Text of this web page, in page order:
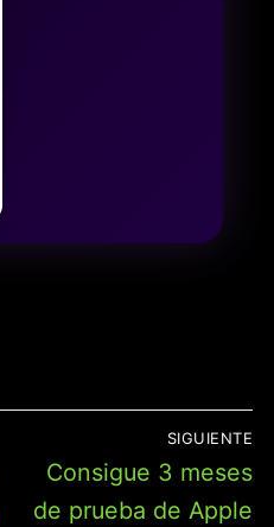
SIGUIENTE
Entrada
siguiente:
Consigue 3 meses
de prueba de Apple